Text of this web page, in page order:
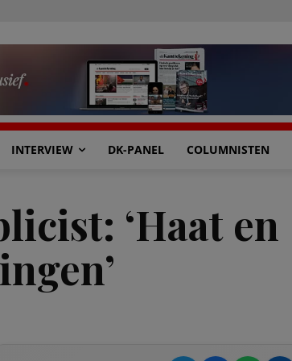
INTERVIEW DK-PANEL COLUMNISTEN
‘Haat en